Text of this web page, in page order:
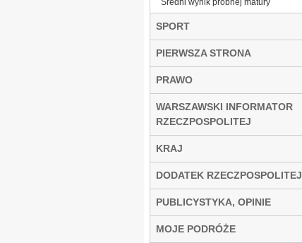
SPORT
PIERWSZA STRONA
PRAWO
WARSZAWSKI INFORMATOR
RZECZPOSPOLITEJ
KRAJ
DODATEK RZECZPOSPOLITEJ
PUBLICYSTYKA, OPINIE
MOJE PODRÓŻE